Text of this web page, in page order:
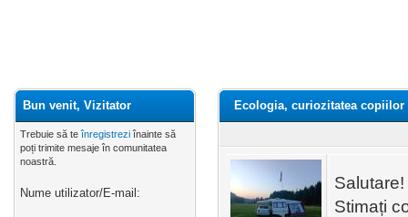
Bun venit, Vizitator
Trebuie să te înregistrezi înainte să
poți trimite mesaje în comunitatea
noastră.
Nume utilizator/E-mail:
Ecologia, curiozitatea
Salutare!
Stimați